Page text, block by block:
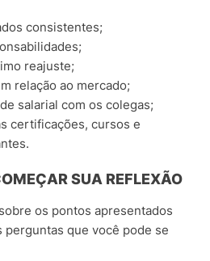
consistentes;
reajuste;
relação ao mercado;
salarial com os colegas;
certificações, cursos e
SUA REFLEXÃO
os pontos apresentados
perguntas que você pode se